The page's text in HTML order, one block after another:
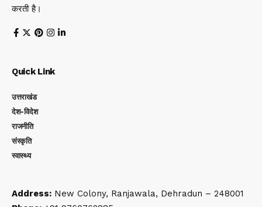
करती है।
Quick Link
उत्तराखंड
देश-विदेश
राजनीति
संस्कृति
स्वास्थ्य
Address: New Colony, Ranjawala, Dehradun – 248001